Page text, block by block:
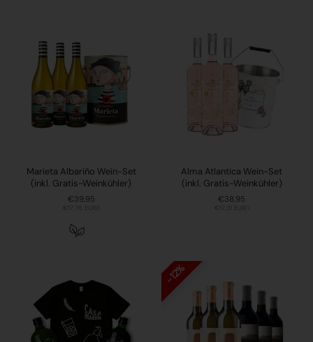
Marieta Albariño Wein-Set
(inkl. Gratis-Weinkühler)
Preis:
€39,95
Stückpreis:
€17,76 EUR/l
Alma Atlantica Wein-Set
(inkl. Gratis-Weinkühler)
Preis:
€38,95
Stückpreis:
€17,31 EUR/l
12%